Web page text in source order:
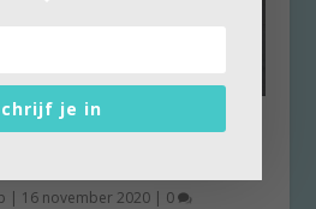
Kanten
| 16 november 2020 | 0
je in